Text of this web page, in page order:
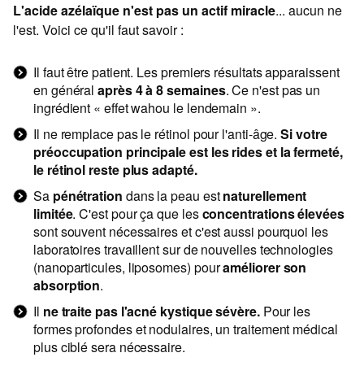
L'acide azélaïque n'est pas un actif miracle... aucun ne
l'est. Voici ce qu'il faut savoir :
Il faut être patient. Les premiers résultats apparaissent
en généralaprès 4 à 8 semaines. Ce n'est pas un
ingrédient « effet wahou le lendemain ».
Il ne remplace pas le rétinol pour l'anti-âge.Si votre
préoccupation principale est les rides et la fermeté,
le rétinol reste plus adapté.
Sa pénétration dans la peau estnaturellement
limitée. C'est pour ça que lesconcentrations élevées
sont souvent nécessaires et c'est aussi pourquoi les
laboratoires travaillent sur de nouvelles technologies
(nanoparticules, liposomes) pouraméliorer son
absorption.
Il ne traite pas l'acné kystique sévère.Pour les
formes profondes et nodulaires, un traitement médical
plus ciblé sera nécessaire.